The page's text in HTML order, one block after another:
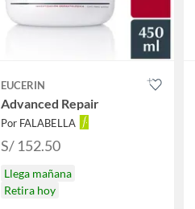
EUCERIN
Advanced Repair
Por FALABELLA
S/ 152.50
Llega mañana
Retira hoy